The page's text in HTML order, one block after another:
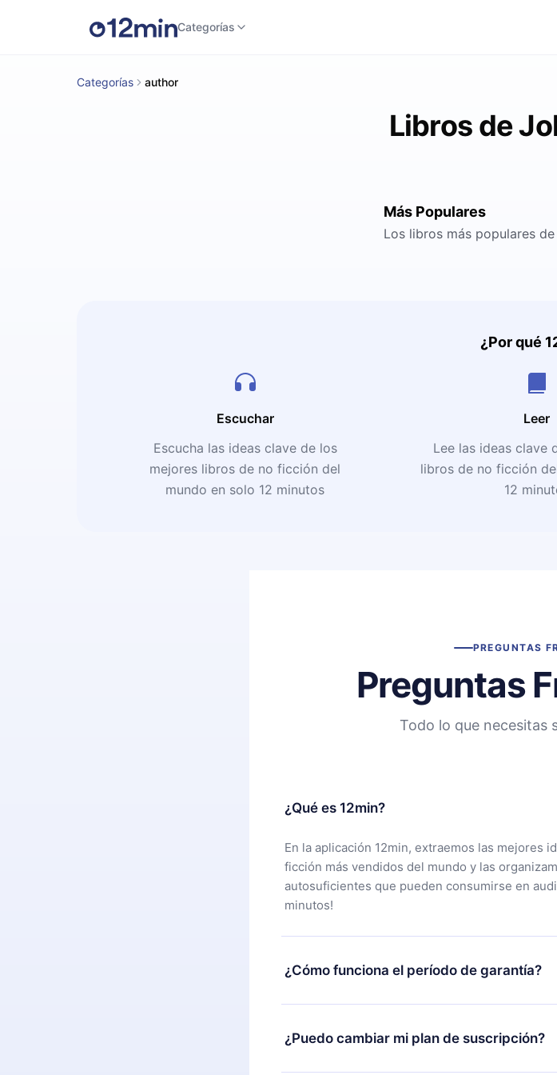
Categorías
Categorías author
Libros de
Más Populares
Los libros más populares
¿Por qué
Escuchar
Escucha las ideas clave de los
mejores libros de no ficción del
mundo en solo 12 minutos
Leer
Lee las ideas clave
libros de no ficción
12
PREGUNTAS
Preguntas
Todo lo que necesitas
¿Qué es 12min?
En la aplicación 12min, extraemos las mejores
ficción más vendidos del mundo y las
autosuficientes que pueden consumirse en
minutos!
¿Cómo funciona el período de garantía?
Puedes descargar nuestra aplicación y
alguna razón no estás satisfecho con nuestra
nuestro equipo de soporte ( contacto@12min.com
¿Puedo cambiar mi plan de suscripción?